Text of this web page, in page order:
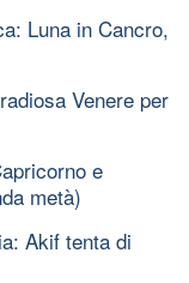
Luna in Cancro,
Venere per
e
metà)
Akif tenta di